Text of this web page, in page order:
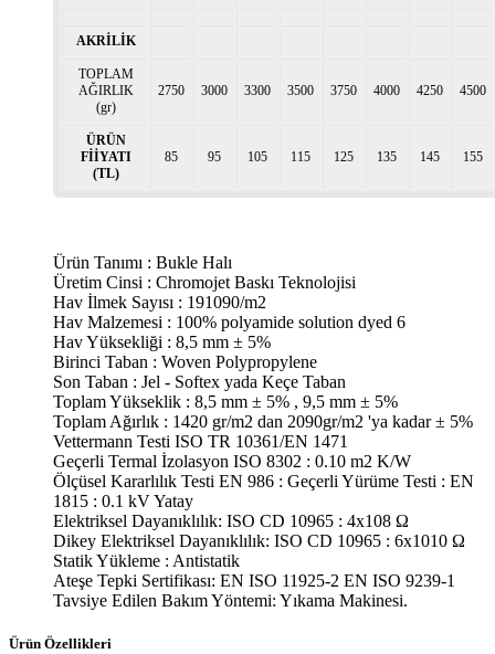
AKRİLİK
TOPLAM
AĞIRLIK
(gr)
2750 3000 3300 3500 3750 4000 4250 4500
ÜRÜN
FİİYATI
(TL)
85 95 105 115 125 135 145 155
Ürün Tanımı : Bukle Halı
Üretim Cinsi : Chromojet Baskı Teknolojisi
Hav İlmek Sayısı : 191090/m2
Hav Malzemesi : 100% polyamide solution dyed 6
Hav Yüksekliği : 8,5 mm ± 5%
Birinci Taban : Woven Polypropylene
Son Taban : Jel - Softex yada Keçe Taban
Toplam Yükseklik : 8,5 mm ± 5% , 9,5 mm ± 5%
Toplam Ağırlık : 1420 gr/m2 dan 2090gr/m2 'ya kadar ± 5%
Vettermann Testi ISO TR 10361/EN 1471
Geçerli Termal İzolasyon ISO 8302 : 0.10 m2 K/W
Ölçüsel Kararlılık Testi EN 986 : Geçerli Yürüme Testi : EN
1815 : 0.1 kV Yatay
Elektriksel Dayanıklılık: ISO CD 10965 : 4x108 Ω
Dikey Elektriksel Dayanıklılık: ISO CD 10965 : 6x1010 Ω
Statik Yükleme : Antistatik
Ateşe Tepki Sertifikası: EN ISO 11925-2 EN ISO 9239-1
Tavsiye Edilen Bakım Yöntemi: Yıkama Makinesi.
Ürün Özellikleri